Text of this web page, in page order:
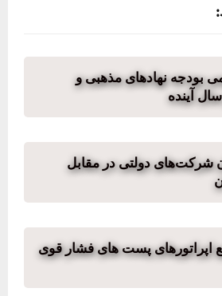
بودجه نهادهای مذهبی و
آینده
شرکت‌های دولتی در مقابل
اپراتورهای پست های فشار قوی